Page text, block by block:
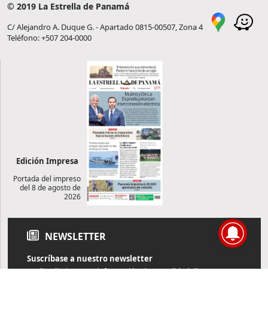
© 2019 La Estrella de Panamá
C/ Alejandro A. Duque G. - Apartado 0815-00507, Zona 4
Teléfono: +507 204-0000
Edición Impresa
Portada del impreso
del 8 de agosto de
2026
NEWSLETTER
Suscríbase a nuestro newsletter
Reciba diariamente información de actualidad directamente en